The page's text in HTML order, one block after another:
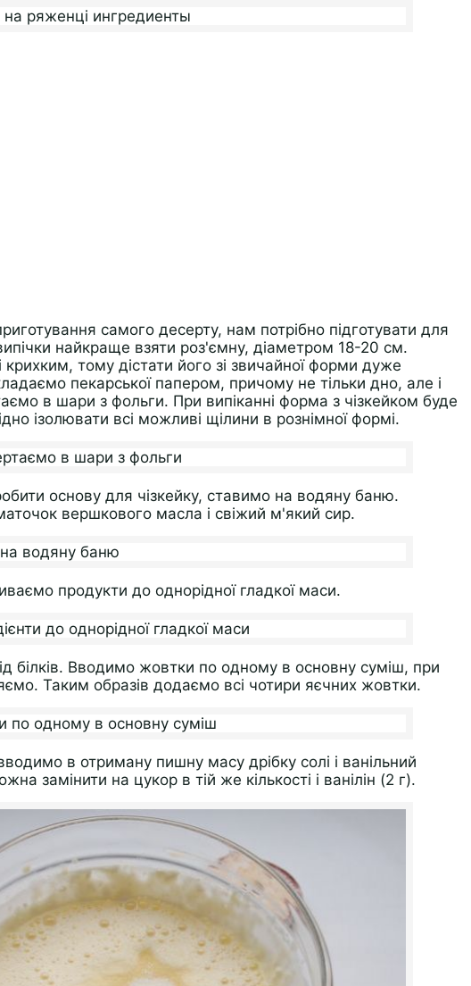
самого десерту, нам потрібно підготувати для
найкраще взяти роз'ємну, діаметром 18-20 см.
крихким, тому дістати його зі звичайної форми дуже
пекарської папером, причому не тільки дно, але і
в шари з фольги. При випіканні форма з чізкейком буде
ізолювати всі можливі щілини в рознімної формі.
основу для чізкейку, ставимо на водяну баню.
вершкового масла і свіжий м'який сир.
продукти до однорідної гладкої маси.
білків. Вводимо жовтки по одному в основну суміш, при
Таким образів додаємо всі чотири яєчних жовтки.
в отриману пишну масу дрібку солі і ванільний
замінити на цукор в тій же кількості і ванілін (2 г).